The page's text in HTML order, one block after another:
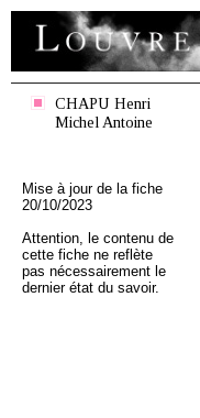
CHAPU Henri
Michel Antoine
Mise à jour de la fiche
20/10/2023
Attention, le contenu de
cette fiche ne reflète
pas nécessairement le
dernier état du savoir.